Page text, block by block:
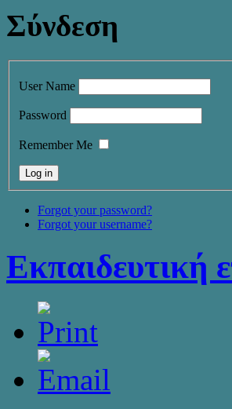
Σύνδεση
User Name
Password
Remember Me
Forgot your password?
Forgot your username?
Εκπαιδευτική